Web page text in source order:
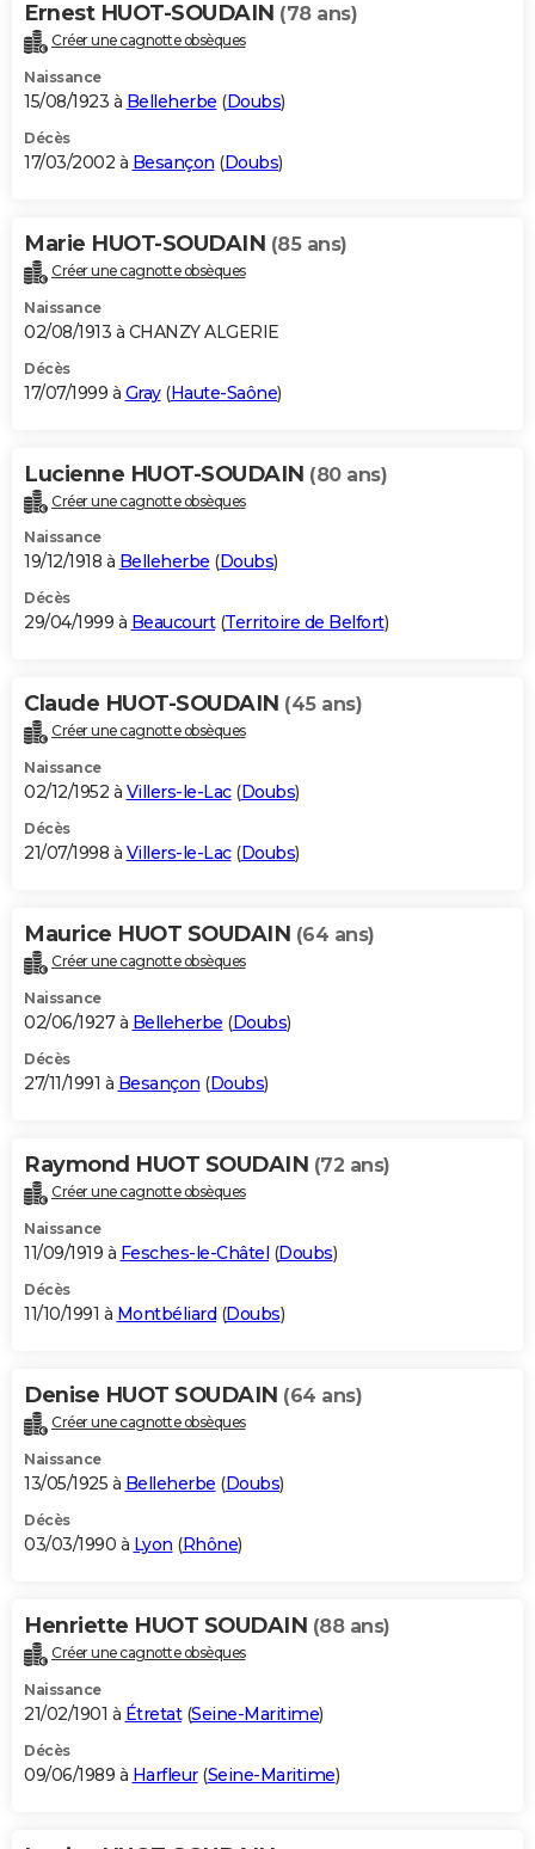
Ernest HUOT-SOUDAIN (78 ans)
Créer une cagnotte obsèques
Naissance
15/08/1923 à Belleherbe (Doubs)
Décès
17/03/2002 à Besançon (Doubs)
Marie HUOT-SOUDAIN (85 ans)
Créer une cagnotte obsèques
Naissance
02/08/1913 à CHANZY ALGERIE
Décès
17/07/1999 à Gray(Haute-Saône)
Lucienne HUOT-SOUDAIN (80 ans)
Créer une cagnotte obsèques
Naissance
19/12/1918 à Belleherbe (Doubs)
Décès
29/04/1999 à Beaucourt(Territoire de Belfort)
Claude HUOT-SOUDAIN (45 ans)
Créer une cagnotte obsèques
Naissance
02/12/1952 à Villers-le-Lac(Doubs)
Décès
21/07/1998 à Villers-le-Lac(Doubs)
Maurice HUOT SOUDAIN (64 ans)
Créer une cagnotte obsèques
Naissance
02/06/1927 à Belleherbe (Doubs)
Décès
27/11/1991 à Besançon (Doubs)
Raymond HUOT SOUDAIN (72 ans)
Créer une cagnotte obsèques
Naissance
11/09/1919 à Fesches-le-Châtel (Doubs)
Décès
11/10/1991 à Montbéliard (Doubs)
Denise HUOT SOUDAIN (64 ans)
Créer une cagnotte obsèques
Naissance
13/05/1925 à Belleherbe (Doubs)
Décès
03/03/1990 à Lyon (Rhône)
Henriette HUOT SOUDAIN (88 ans)
Créer une cagnotte obsèques
Naissance
21/02/1901 à Étretat(Seine-Maritime)
Décès
09/06/1989 à Harfleur(Seine-Maritime)